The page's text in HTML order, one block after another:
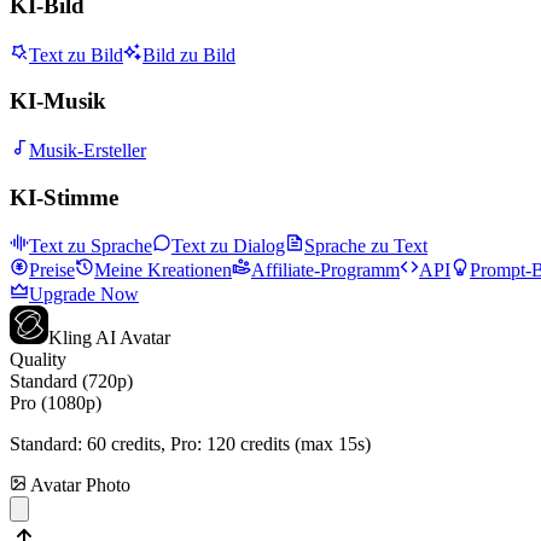
KI-Bild
Text zu Bild Bild zu Bild
KI-Musik
Musik-Ersteller
KI-Stimme
Text zu Sprache Text zu Dialog
Sprache zu Text
Preise
Meine Kreationen Affiliate-Programm API
Prompt-
Upgrade Now
Kling AI Avatar
Quality
Standard (720p)
Pro (1080p)
Standard: 60 credits, Pro: 120 credits (max 15s)
Avatar Photo